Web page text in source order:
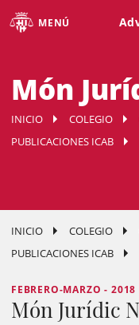
MENÚ
Món
INICIO COLEGIO
PUBLICACIONES ICAB
INICIO COLEGIO
PUBLICACIONES ICAB
FEBRERO-MARZO - 2018
Món Jurídic